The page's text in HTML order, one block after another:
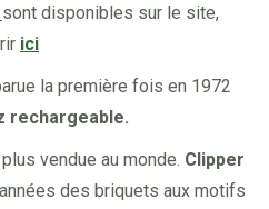
sont disponibles sur le site,
ici
la première fois en 1972
rechargeable.
vendue au monde. Clipper
des briquets aux motifs